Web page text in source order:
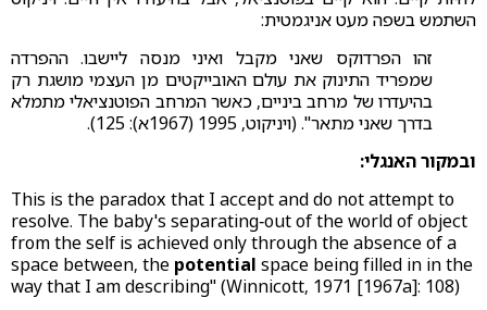
השתמש בשפה מעט אניגמטית:
זהו הפרדוקס שאני מקבל ואיני מנסה ליישבו. ההפרדה
שמפריד התינוק את עולם האובייקטים מן העצמי מושגת רק
בהיעדרו של מרחב ביניים, כאשר המרחב הפוטנציאלי מתמלא
בדרך שאני מתאר". (ויניקוט, 1995 (1967א): 125).
ובמקור האנגלי:
This is the paradox that I accept and do not attempt to
resolve. The baby's separating‑out of the world of object
from the self is achieved only through the absence of a
space between, the potential space being filled in in the
way that I am describing" (Winnicott, 1971 [1967a]: 108)